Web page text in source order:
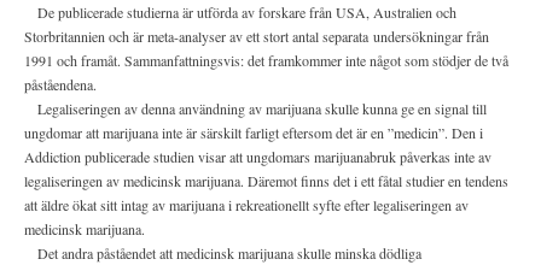
De publicerade studierna är utförda av forskare från USA, Australien och
Storbritannien och är meta-analyser av ett stort antal separata undersökningar från
1991 och framåt. Sammanfattningsvis: det framkommer inte något som stödjer de två
påståendena.
Legaliseringen av denna användning av marijuana skulle kunna ge en signal till
ungdomar att marijuana inte är särskilt farligt eftersom det är en ”medicin”. Den i
Addiction publicerade studien visar att ungdomars marijuanabruk påverkas inte av
legaliseringen av medicinsk marijuana. Däremot finns det i ett fåtal studier en tendens
att äldre ökat sitt intag av marijuana i rekreationellt syfte efter legaliseringen av
medicinsk marijuana.
Det andra påståendet att medicinsk marijuana skulle minska dödliga